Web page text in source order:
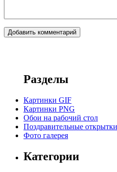
Разделы
Картинки GIF
Картинки PNG
Обои на рабочий стол
Поздравительные открытки
Фото галерея
Категории